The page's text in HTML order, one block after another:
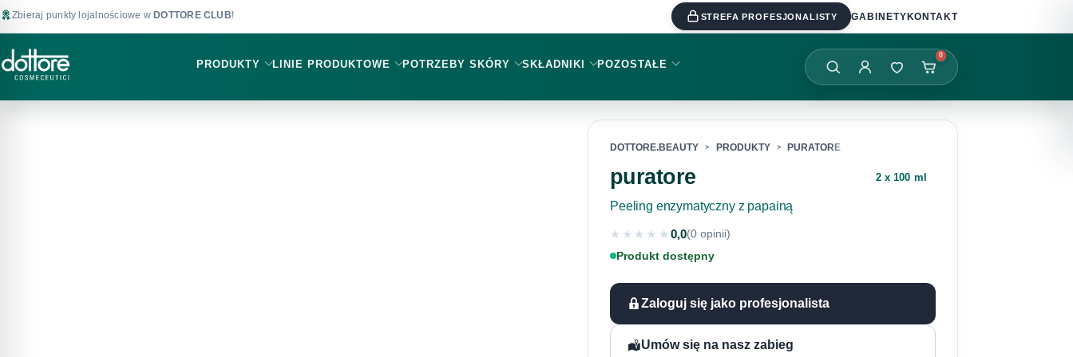
Zbieraj punkty lojalnościowe w DOTTORE CLUB! STREFA PROFESJONALISTY GABINETY KONTAKT
PRODUKTY LINIE PRODUKTOWE POTRZEBY SKÓRY SKŁADNIKI POZOSTAŁE
0
DOTTORE.BEAUTY PRODUKTY PURATORE
puratore 2 x 100 ml
Peeling enzymatyczny z papainą
★★★★★0,0(0 opinii)
Produkt dostępny
Zaloguj się jako profesjonalista
Umów się na nasz zabieg